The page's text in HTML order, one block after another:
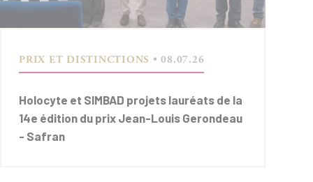
PRIX ET DISTINCTIONS • 08.07.26
Holocyte et SIMBAD projets lauréats de la
14e édition du prix Jean-Louis Gerondeau
- Safran